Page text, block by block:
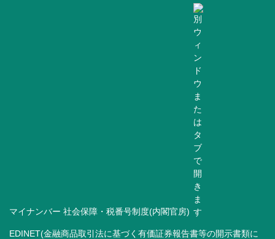
マイナンバー 社会保障・税番号制度(内閣官房)
EDINET(金融商品取引法に基づく有価証券報告書等の開示書類に